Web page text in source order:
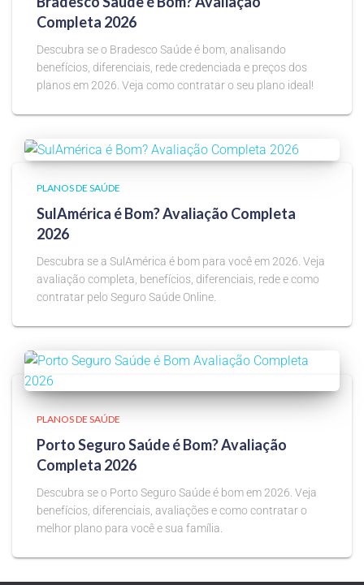
Completa 2026
Descubra se o Bradesco Saúde é bom, analisando
benefícios, diferenciais, rede credenciada e preços dos
planos em 2026. Veja como contratar o seu plano ideal!
PLANOS DE SAÚDE
SulAmérica é Bom? Avaliação Completa
2026
Descubra se a SulAmérica é bom para você em 2026. Veja
avaliação completa, benefícios, diferenciais, rede e como
contratar pelo Seguro Saúde Online.
PLANOS DE SAÚDE
Porto Seguro Saúde é Bom? Avaliação
Completa 2026
Descubra se o Porto Seguro Saúde é bom em 2026. Veja
benefícios, diferenciais, avaliações e como contratar o
melhor plano para você e sua família.